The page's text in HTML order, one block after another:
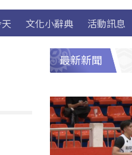
文化小辭典 活動訊息
最新新聞